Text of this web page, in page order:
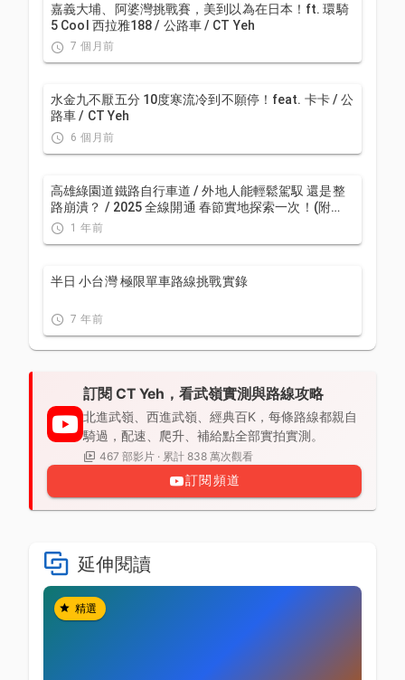
嘉義大埔、阿婆灣挑戰賽，美到以為在日本！ft. 環騎
5 Cool 西拉雅188 / 公路車 / CT Yeh
7 個月前
水金九不厭五分 10度寒流冷到不願停！feat. 卡卡 / 公
路車 / CT Yeh
6 個月前
高雄綠園道鐵路自行車道 / 外地人能輕鬆駕馭 還是整
路崩潰？ / 2025 全線開通 春節實地探索一次！(附
GPS連結）/ 公路車 / CT Yeh
1 年前
半日 小台灣 極限單車路線挑戰實錄
7 年前
訂閱 CT Yeh，看武嶺實測與路線攻略
北進武嶺、西進武嶺、經典百K，每條路線都親自
騎過，配速、爬升、補給點全部實拍實測。
467 部影片 · 累計 838 萬次觀看
訂閱頻道
延伸閱讀
精選